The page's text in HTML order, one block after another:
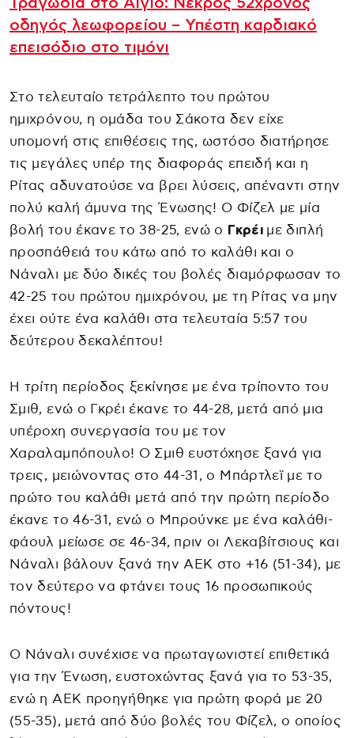
οδηγός λεωφορείου – Υπέστη καρδιακό
επεισόδιο στο τιμόνι
Στο τελευταίο τετράλεπτο του πρώτου
ημιχρόνου, η ομάδα του Σάκοτα δεν είχε
υπομονή στις επιθέσεις της, ωστόσο διατήρησε
τις μεγάλες υπέρ της διαφοράς επειδή και η
Ρίτας αδυνατούσε να βρει λύσεις, απέναντι στην
πολύ καλή άμυνα της Ένωσης! Ο Φίζελ με μία
βολή του έκανε το 38-25, ενώ ο Γκρέι με διπλή
προσπάθειά του κάτω από το καλάθι και ο
Νάναλι με δύο δικές του βολές διαμόρφωσαν το
42-25 του πρώτου ημιχρόνου, με τη Ρίτας να μην
έχει ούτε ένα καλάθι στα τελευταία 5:57 του
δεύτερου δεκαλέπτου!
Η τρίτη περίοδος ξεκίνησε με ένα τρίποντο του
Σμιθ, ενώ ο Γκρέι έκανε το 44-28, μετά από μια
υπέροχη συνεργασία του με τον
Χαραλαμπόπουλο! Ο Σμιθ ευστόχησε ξανά για
τρεις, μειώνοντας στο 44-31, ο Μπάρτλεϊ με το
πρώτο του καλάθι μετά από την πρώτη περίοδο
έκανε το 46-31, ενώ ο Μπρούνκε με ένα καλάθι-
φάουλ μείωσε σε 46-34, πριν οι Λεκαβίτσιους και
Νάναλι βάλουν ξανά την ΑΕΚ στο +16 (51-34), με
τον δεύτερο να φτάνει τους 16 προσωπικούς
πόντους!
Ο Νάναλι συνέχισε να πρωταγωνιστεί επιθετικά
για την Ένωση, ευστοχώντας ξανά για το 53-35,
ενώ η ΑΕΚ προηγήθηκε για πρώτη φορά με 20
(55-35), μετά από δύο βολές του Φίζελ, ο οποίος